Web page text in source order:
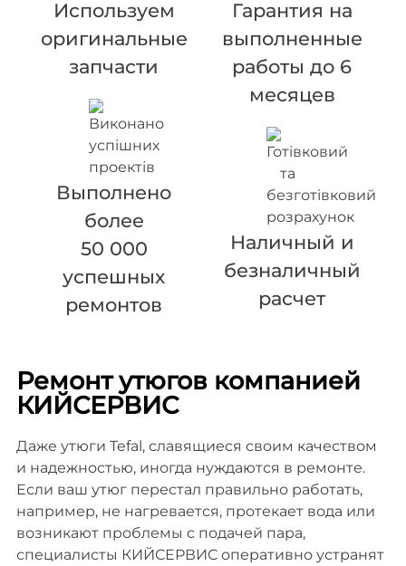
Используем
оригинальные
запчасти
Выполнено
более
50 000
успешных
ремонтов
Гарантия на
выполненные
работы до 6
месяцев
Наличный и
безналичный
расчет
Ремонт утюгов компанией
КИЙСЕРВИС
Даже утюги Tefal, славящиеся своим качеством
и надежностью, иногда нуждаются в ремонте.
Если ваш утюг перестал правильно работать,
например, не нагревается, протекает вода или
возникают проблемы с подачей пара,
специалисты КИЙСЕРВИС оперативно устранят